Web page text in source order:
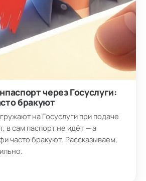
через Госуслуги:
бракуют
на Госуслуги при подаче
в сам паспорт не идёт — а
часто бракуют. Рассказываем,